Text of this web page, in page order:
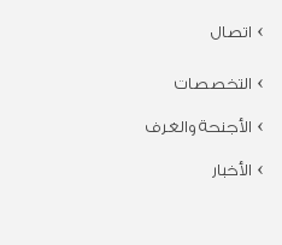
اتصال
التخصصات
الأجنحة والغرف
الأخبار